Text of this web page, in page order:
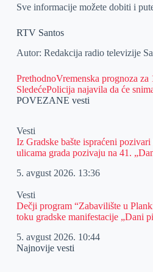
Sve informacije možete dobiti i
RTV Santos
Autor: Redakcija radio televizije
PrethodnoVremenska prognoza za
SledećePolicija najavila da će
POVEZANE vesti
Vesti
Iz Gradske bašte ispraćeni
ulicama grada pozivaju na 41.
5. avgust 2026. 13:36
Vesti
Dečji program “Zabavilište u
toku gradske manifestacije „Dani
5. avgust 2026. 10:44
Najnovije vesti